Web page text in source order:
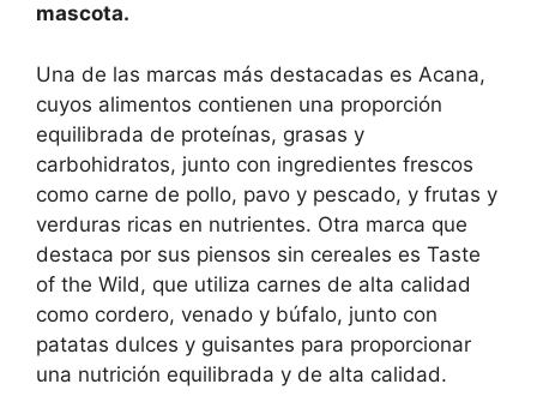
mascota.
Una de las marcas más destacadas es Acana,
cuyos alimentos contienen una proporción
equilibrada de proteínas, grasas y
carbohidratos, junto con ingredientes frescos
como carne de pollo, pavo y pescado, y frutas y
verduras ricas en nutrientes. Otra marca que
destaca por sus piensos sin cereales es Taste
of the Wild, que utiliza carnes de alta calidad
como cordero, venado y búfalo, junto con
patatas dulces y guisantes para proporcionar
una nutrición equilibrada y de alta calidad.